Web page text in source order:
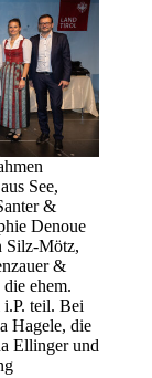
See,
&
Denoue
Silz-Mötz,
&
ehem.
teil. Bei
Hagele, die
Ellinger und